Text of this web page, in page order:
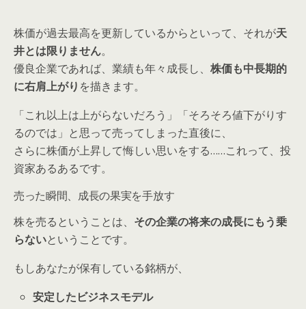
株価が過去最高を更新しているからといって、それが天
井とは限りません。
優良企業であれば、業績も年々成長し、 株価も中長期的
に右肩上がり を描きます。
「これ以上は上がらないだろう」「そろそろ値下がりす
るのでは」と思って売ってしまった直後に、
さらに株価が上昇して悔しい思いをする……これって、投
資家あるあるです。
売った瞬間、成長の果実を手放す
株を売るということは、 その企業の将来の成長にもう乗
らないということです。
もしあなたが保有している銘柄が、
安定したビジネスモデル